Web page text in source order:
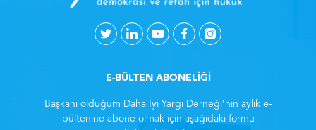
E-BÜLTEN ABONELİĞİ
Başkanı olduğum Daha İyi Yargı Derneği’nin aylık e-
bültenine abone olmak için aşağıdaki formu